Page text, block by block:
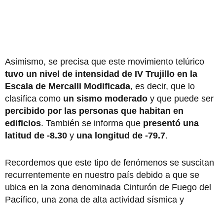
Asimismo, se precisa que este movimiento telúrico
tuvo un nivel de intensidad de IV Trujillo en la
Escala de Mercalli Modificada, es decir, que lo
clasifica como un sismo moderado y que puede ser
percibido por las personas que habitan en
edificios. También se informa que presentó una
latitud de -8.30 y una longitud de -79.7.
Recordemos que este tipo de fenómenos se suscitan
recurrentemente en nuestro país debido a que se
ubica en la zona denominada Cinturón de Fuego del
Pacífico, una zona de alta actividad sísmica y